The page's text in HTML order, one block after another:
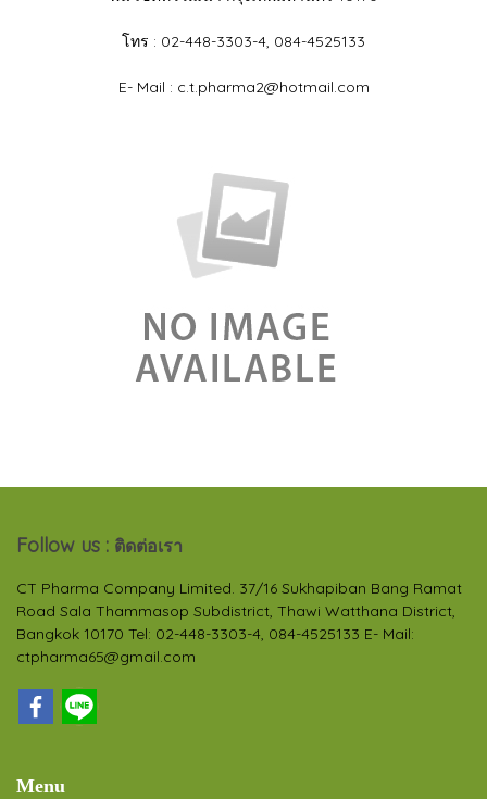
โทร : 02-448-3303-4, 084-4525133
E- Mail : c.t.pharma2@hotmail.com
Follow us : ติดต่อเรา
CT Pharma Company Limited. 37/16 Sukhapiban Bang Ramat
Road Sala Thammasop Subdistrict, Thawi Watthana District,
Bangkok 10170 Tel: 02-448-3303-4, 084-4525133 E- Mail:
ctpharma65@gmail.com
Menu